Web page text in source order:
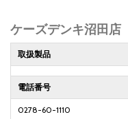
ケーズデンキ沼田店
取扱製品
電話番号
0278-60-1110